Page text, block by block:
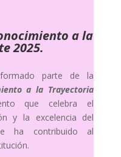
a la
2025.
parte de la
a la Trayectoria
que celebra el
y la excelencia del
ha contribuido al